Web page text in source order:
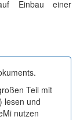
Einbau einer
Teil mit
lesen und
nutzen